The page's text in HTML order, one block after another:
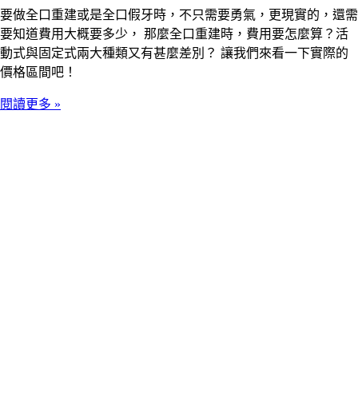
要做全口重建或是全口假牙時，不只需要勇氣，更現實的，還需
要知道費用大概要多少， 那麼全口重建時，費用要怎麼算？活
動式與固定式兩大種類又有甚麼差別？ 讓我們來看一下實際的
價格區間吧！
閱讀更多 »